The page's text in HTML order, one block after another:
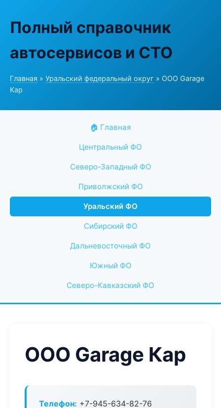
Полный справочник
автосервисов и СТО
Главная » Уральский федеральный округ » ООО Garage
Кар
🏠 Главная
Центральный ФО
Северо-Западный ФО
Приволжский ФО
Уральский ФО
Сибирский ФО
Дальневосточный ФО
Южный ФО
Северо-Кавказский ФО
ООО Garage Кар
Телефон: +7-945-634-82-76